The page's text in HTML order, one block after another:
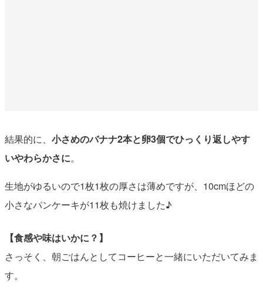
結果的に、 小さめのバナナ2本と卵3個でひっくり返しやす
いやわらかさに。
生地がゆるいので1枚1枚の厚さは薄めですが、10cmほどの
小さなパンケーキが11枚も焼けました♪
【食感や味はいかに？】
さっそく、朝ごはんとしてコーヒーと一緒にいただいてみま
す。